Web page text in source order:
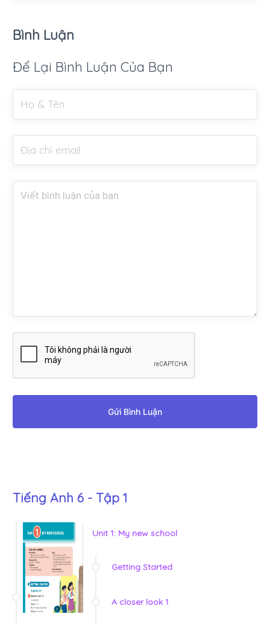
Bình Luận
Để Lại Bình Luận Của Bạn
Gửi Bình Luận
Tiếng Anh 6 - Tập 1
Unit 1: My new school
Getting Started
A closer look 1